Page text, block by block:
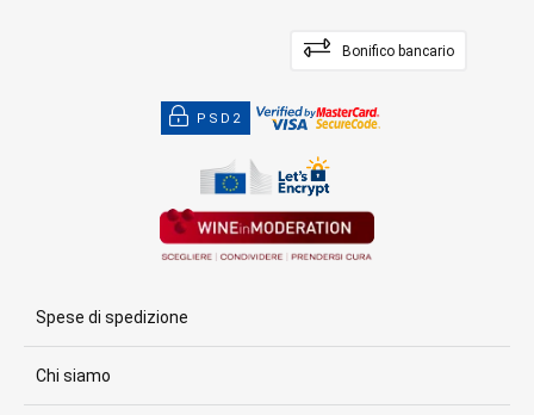
Bonifico bancario
PSD2
Spese di spedizione
Chi siamo